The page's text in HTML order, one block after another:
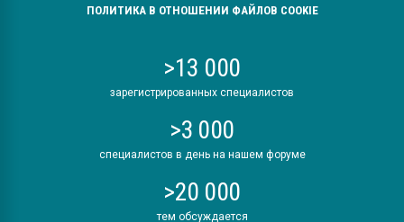
ПОЛИТИКА В ОТНОШЕНИИ ФАЙЛОВ COOKIE
>13 000
зарегистрированных специалистов
>3 000
специалистов в день на нашем форуме
>20 000
тем обсуждается